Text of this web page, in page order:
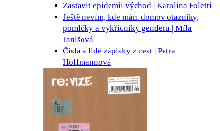
Zastavit epidemii východ | Karolina Foletti
Ještě nevím, kde mám domov otazníky,
pomlčky a vykřičníky genderu | Míla
Janišová
Čísla a lidé zápisky z cest | Petra
Hoffmannová